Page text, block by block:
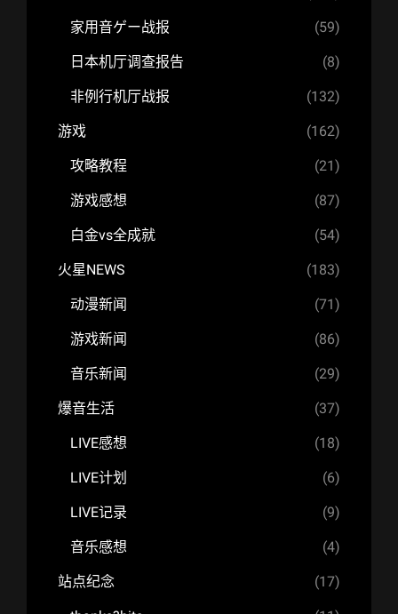
家用音ゲー战报 (59)
日本机厅调查报告 (8)
非例行机厅战报 (132)
游戏 (162)
攻略教程 (21)
游戏感想 (87)
白金vs全成就 (54)
火星NEWS (183)
动漫新闻 (71)
游戏新闻 (86)
音乐新闻 (29)
爆音生活 (37)
LIVE感想 (18)
LIVE计划 (6)
LIVE记录 (9)
音乐感想 (4)
站点纪念 (17)